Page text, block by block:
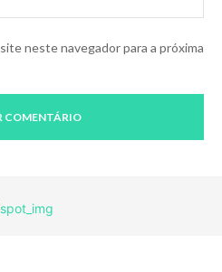
neste navegador para a próxima